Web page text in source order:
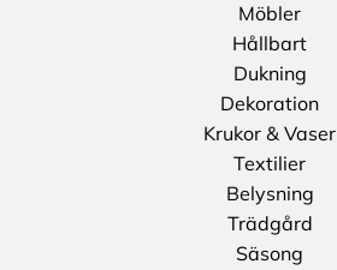
Möbler
Hållbart
Dukning
Dekoration
Krukor & Vaser
Textilier
Belysning
Trädgård
Säsong